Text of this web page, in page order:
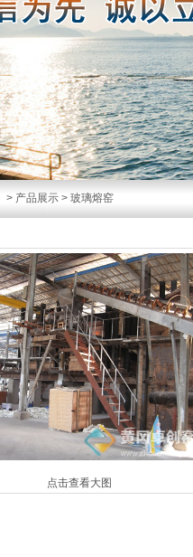
> 产品展示 > 玻璃熔窑
点击查看大图